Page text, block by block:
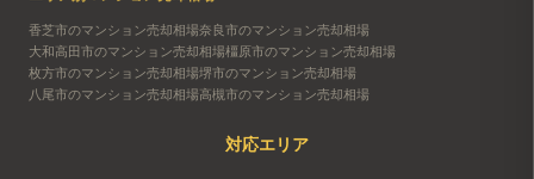
香芝市のマンション売却相場奈良市のマンション売却相場
大和高田市のマンション売却相場橿原市のマンション売却相場
枚方市のマンション売却相場堺市のマンション売却相場
八尾市のマンション売却相場高槻市のマンション売却相場
対応エリア